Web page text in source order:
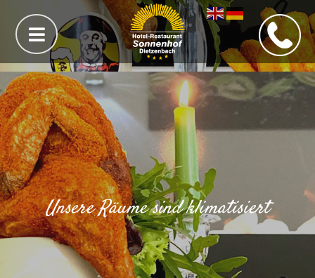
Unsere Räume sind klimatisiert